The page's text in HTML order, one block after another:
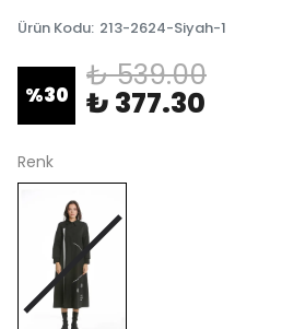
Ürün Kodu: 213-2624-Siyah-1
%30
₺ 539.00
₺ 377.30
Renk